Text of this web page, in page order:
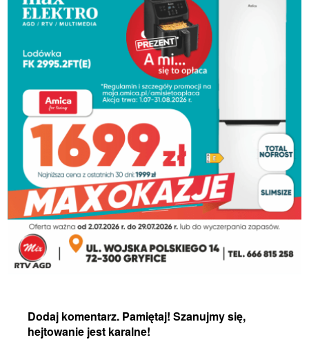
Dodaj komentarz. Pamiętaj! Szanujmy się,
hejtowanie jest karalne!